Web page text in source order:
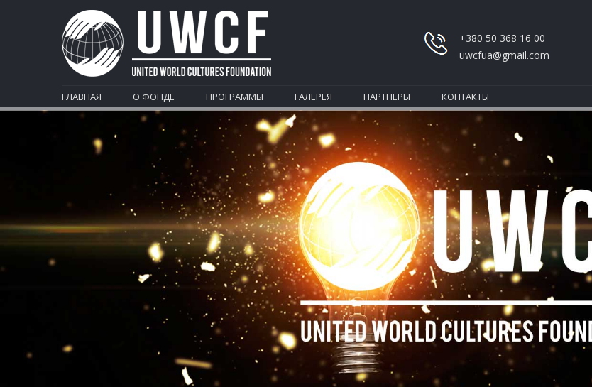
+380 50 368 16 00
uwcfua@gmail.com
ГЛАВНАЯ О ФОНДЕ ПРОГРАММЫ ГАЛЕРЕЯ ПАРТНЕРЫ КОНТАКТЫ